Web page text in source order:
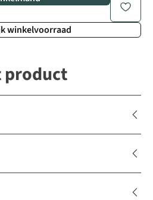
winkelvoorraad
product